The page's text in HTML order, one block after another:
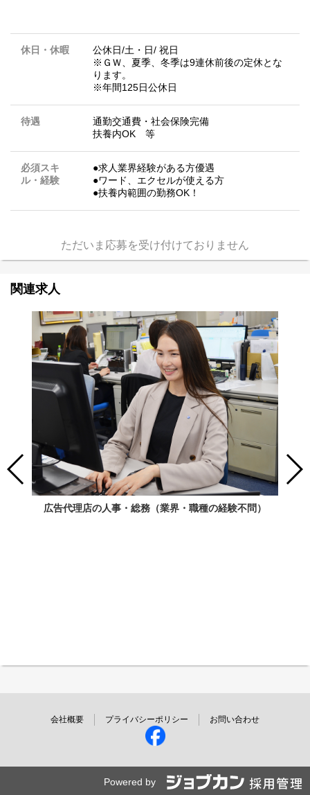
休日・休暇
公休日/土・日/ 祝日
※ＧＷ、夏季、冬季は9連休前後の定休とな
ります。
※年間125日公休日
待遇
通勤交通費・社会保険完備
扶養内OK 等
必須スキ
ル・経験
●求人業界経験がある方優遇
●ワード、エクセルが使える方
●扶養内範囲の勤務OK！
ただいま応募を受け付けておりません
関連求人
広告代理店の人事・総務（業界・職種の経験不問）
会社概要 プライバシーポリシー お問い合わせ
Powered by